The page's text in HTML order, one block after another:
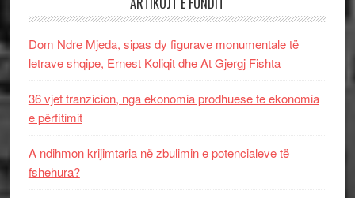
Dom Ndre Mjeda, sipas dy figurave monumentale të
letrave shqipe, Ernest Koliqit dhe At Gjergj Fishta
36 vjet tranzicion, nga ekonomia prodhuese te ekonomia
e përfitimit
A ndihmon krijimtaria në zbulimin e potencialeve të
fshehura?